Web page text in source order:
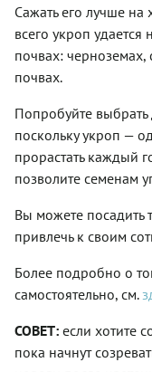
Сажать его лучше
всего укроп
почвах: черноземах,
почвах.
Попробуйте выбрать
поскольку укроп —
прорастать каждый
позволите семенам
Вы можете посадить
привлечь к своим
Более подробно о
самостоятельно, см.
СОВЕТ: если хотите
пока начнут